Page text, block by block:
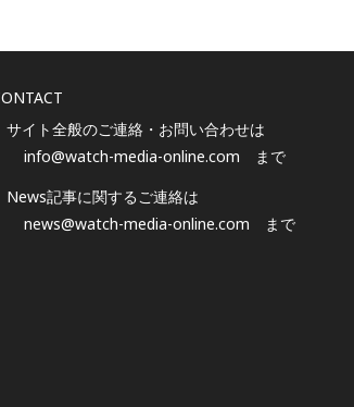
サイト全般のご連絡・お問い合わせは
info@watch-media-online.com まで
News記事に関するご連絡は
news@watch-media-online.com まで